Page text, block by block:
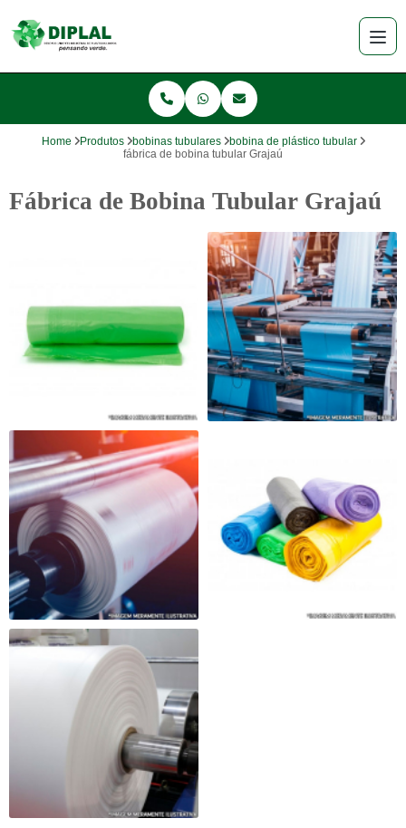
Home Produtos bobinas tubulares
bobina de plástico tubular
fábrica de bobina tubular Grajaú
Fábrica de Bobina Tubular Grajaú